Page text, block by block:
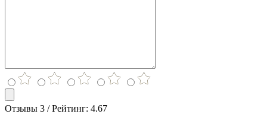
Отзывы 3 / Рейтинг: 4.67